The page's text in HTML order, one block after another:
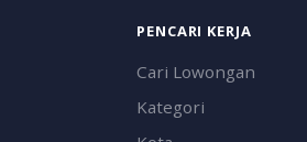
PENCARI KERJA
Cari Lowongan
Kategori